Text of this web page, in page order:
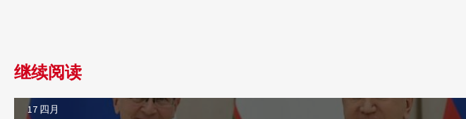
继续阅读
17 四月